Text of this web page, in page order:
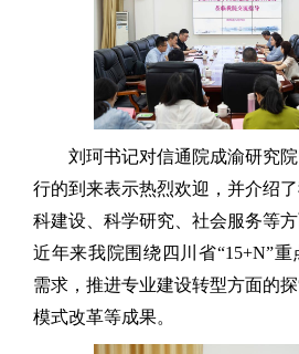
刘珂书记对信通院成渝研究
行的到来表示热烈欢迎，并介绍
科建设、科学研究、社会服务等
近年来我院围绕四川省“15+N”
需求，推进专业建设转型方面的
模式改革等成果。